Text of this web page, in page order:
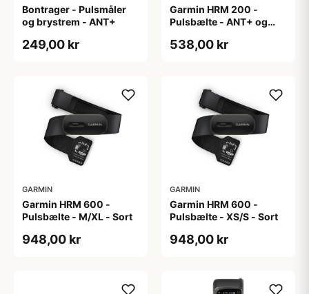
Bontrager - Pulsmåler
og brystrem - ANT+
249,00 kr
Garmin HRM 200 -
Pulsbælte - ANT+ og
538,00 kr
GARMIN
Garmin HRM 600 -
Pulsbælte - M/XL - Sort
948,00 kr
GARMIN
Garmin HRM 600 -
Pulsbælte - XS/S - Sort
948,00 kr